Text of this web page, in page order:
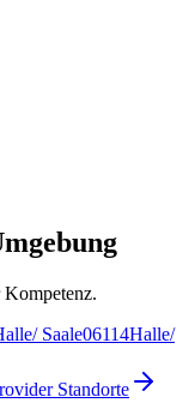
Saale06114Halle/
Standorte